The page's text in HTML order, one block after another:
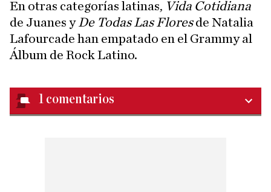
En otras categorías latinas, Vida Cotidiana
de Juanes y De Todas Las Floresde Natalia
Lafourcade han empatado en el Grammy al
Álbum de Rock Latino.
1 comentarios